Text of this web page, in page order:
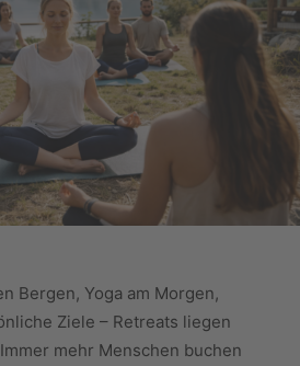
Bergen, Yoga am Morgen,
Ziele – Retreats liegen
mehr Menschen buchen